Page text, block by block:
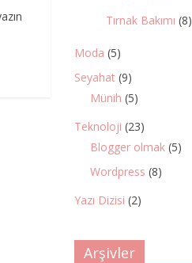
Tırnak Bakımı (8)
Moda (5)
Seyahat (9)
Münih (5)
Teknoloji (23)
Blogger olmak (5)
Wordpress (8)
Yazı Dizisi (2)
Arşivler